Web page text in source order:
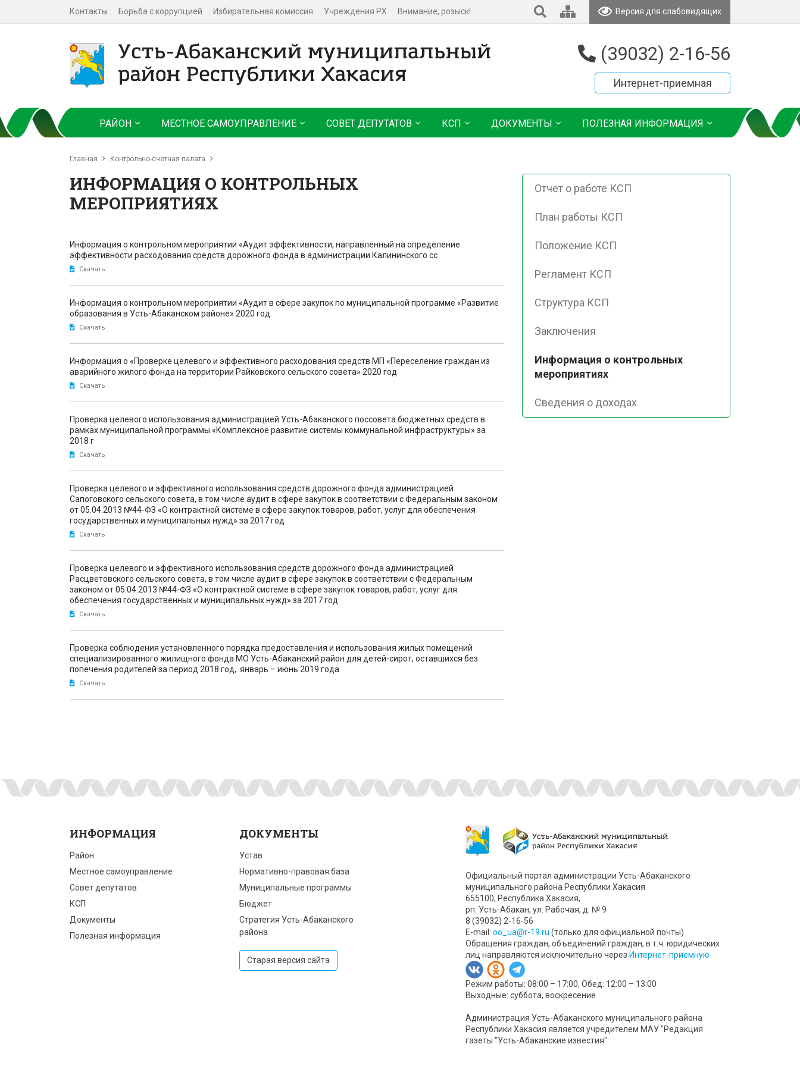
Контакты Борьба с коррупцией Избирательная комиссия Учреждения РХ Внимание, розыск! Версия для слабовидящих
(39032) 2-16-56
Интернет-приемная
РАЙОН МЕСТНОЕ САМОУПРАВЛЕНИЕ СОВЕТ ДЕПУТАТОВ КСП ДОКУМЕНТЫ ПОЛЕЗНАЯ ИНФОРМАЦИЯ
Главная Контрольно-счетная палата
ИНФОРМАЦИЯ О КОНТРОЛЬНЫХ
МЕРОПРИЯТИЯХ
Информация о контрольном мероприятии «Аудит эффективности, направленный на определение
эффективности расходования средств дорожного фонда в администрации Калининского сс
Скачать
Информация о контрольном мероприятии «Аудит в сфере закупок по муниципальной программе «Развитие
образования в Усть-Абаканском районе» 2020 год.
Скачать
Информация о «Проверке целевого и эффективного расходования средств МП «Переселение граждан из
аварийного жилого фонда на территории Райковского сельского совета» 2020 год
Скачать
Проверка целевого использования администрацией Усть-Абаканского поссовета бюджетных средств в
рамках муниципальной программы «Комплексное развитие системы коммунальной инфраструктуры» за
2018 г
Скачать
Проверка целевого и эффективного использования средств дорожного фонда администрацией
Сапоговского сельского совета, в том числе аудит в сфере закупок в соответствии с Федеральным законом
от 05.04.2013 №44-ФЗ «О контрактной системе в сфере закупок товаров, работ, услуг для обеспечения
государственных и муниципальных нужд» за 2017 год
Скачать
Проверка целевого и эффективного использования средств дорожного фонда администрацией
Расцветовского сельского совета, в том числе аудит в сфере закупок в соответствии с Федеральным
законом от 05.04.2013 №44-ФЗ «О контрактной системе в сфере закупок товаров, работ, услуг для
обеспечения государственных и муниципальных нужд» за 2017 год
Скачать
Проверка соблюдения установленного порядка предоставления и использования жилых помещений
специализированного жилищного фонда МО Усть-Абаканский район для детей-сирот, оставшихся без
попечения родителей за период 2018 год, январь – июнь 2019 года
Скачать
Отчет о работе КСП
План работы КСП
Положение КСП
Регламент КСП
Структура КСП
Заключения
Информация о контрольных
мероприятиях
Сведения о доходах
ИНФОРМАЦИЯ
Район
Местное самоуправление
Совет депутатов
КСП
Документы
Полезная информация
ДОКУМЕНТЫ
Устав
Нормативно-правовая база
Муниципальные программы
Бюджет
Стратегия Усть-Абаканского
района
Старая версия сайта
Официальный портал администрации Усть-Абаканского
муниципального района Республики Хакасия
655100, Республика Хакасия,
рп. Усть-Абакан, ул. Рабочая, д. № 9
8 (39032) 2-16-56
Е-mail: oo_ua@r-19.ru (только для официальной почты)
Обращения граждан, объединений граждан, в т.ч. юридических
лиц направляются исключительно через Интернет-приемную
Режим работы: 08:00 – 17:00, Обед: 12:00 – 13:00
Выходные: суббота, воскресение
Администрация Усть-Абаканского муниципального района
Республики Хакасия является учредителем МАУ "Редакция
газеты "Усть-Абаканские известия"